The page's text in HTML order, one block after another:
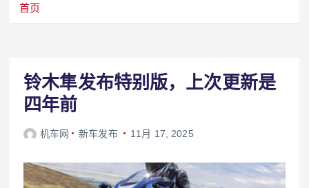
首页
铃木隼发布特别版，上次更新是
四年前
机车网 新车发布 11月 17, 2025